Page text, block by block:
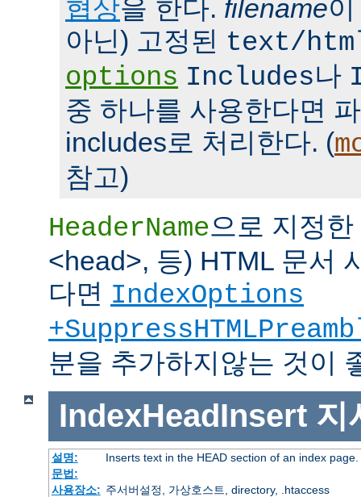
협상을 한다. filename
아닌) 고정된 text/
options Includes나
중 하나를 사용한다면
includes로 처리한다. (
참고)
HeaderName으로 지정
<head>, 등) HTML 문서
다면 IndexOptions
분을 추가하지않는 것이
IndexHeadInsert 지
설명:
Inserts text in the HEAD section of an index page.
문법:
사용장소: 주서버설정, 가상호스트, directory, .htaccess